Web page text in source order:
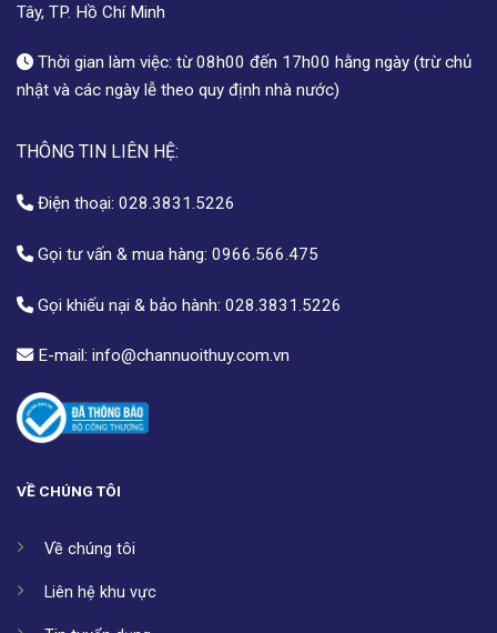
Tây, TP. Hồ Chí Minh
Thời gian làm việc: từ 08h00 đến 17h00 hằng ngày (trừ chủ
nhật và các ngày lễ theo quy định nhà nước)
THÔNG TIN LIÊN HỆ:
Điện thoại: 028.3831.5226
Gọi tư vấn & mua hàng: 0966.566.475
Gọi khiếu nại & bảo hành: 028.3831.5226
E-mail: info@channuoithuy.com.vn
VỀ CHÚNG TÔI
Về chúng tôi
Liên hệ khu vực